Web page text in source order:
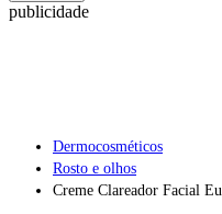
publicidade
Dermocosméticos
Rosto e olhos
Creme Clareador Facial